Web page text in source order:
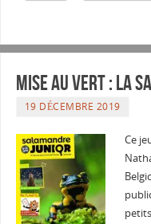
Mise au vert : La
19 DÉCEMBRE 2019
Ce